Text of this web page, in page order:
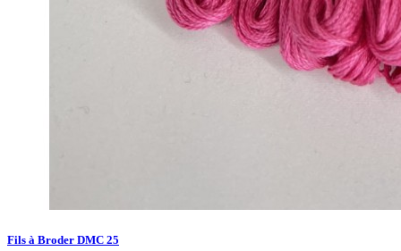
Fils à Broder DMC 25